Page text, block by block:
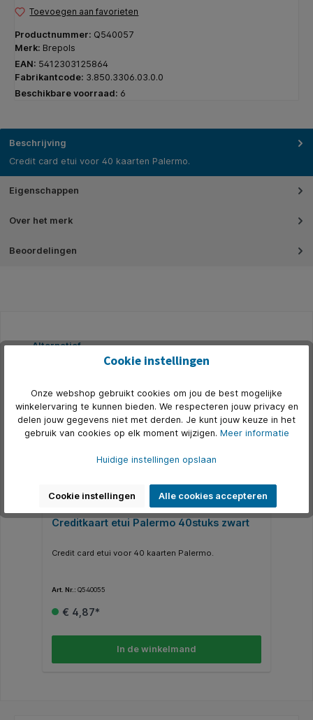
Toevoegen aan favorieten
Productnummer: Q540057
Merk: Brepols
EAN: 5412303125864
Fabrikantcode: 3.850.3306.03.0.0
Beschikbare voorraad: 6
Beschrijving
Credit card etui voor 40 kaarten Palermo.
Eigenschappen
Over het merk
Beoordelingen
Productgalerij overslaan
Alternatief
Creditkaart etui Palermo 40stuks zwart
Credit card etui voor 40 kaarten Palermo.
Art. Nr.: Q540055
€ 4,87*
In de winkelmand
Cookie instellingen
Onze webshop gebruikt cookies om jou de best mogelijke
winkelervaring te kunnen bieden. We respecteren jouw privacy en
delen jouw gegevens niet met derden. Je kunt jouw keuze in het
gebruik van cookies op elk moment wijzigen. Meer informatie
Huidige instellingen opslaan
Cookie instellingen Alle cookies accepteren